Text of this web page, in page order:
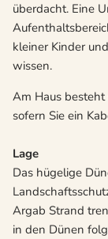
überdacht. Eine
kleiner Kinder
wissen.
Am Haus
sofern Sie ein
Lage
Das hügelige
Argab Strand
in den Dünen